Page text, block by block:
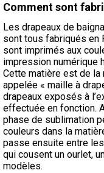
Comment sont
Les drapeaux de
sont tous fabriqués en
sont imprimés aux
impression numérique
Cette matière est de
appelée « maille à
drapeaux exposés à
effectuée en fonction.
phase de sublimation
couleurs dans la
passe ensuite entre
qui cousent un ourlet,
modèles.